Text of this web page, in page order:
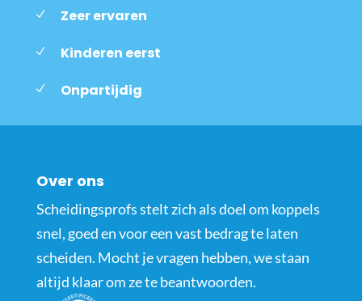
Zeer ervaren
Kinderen eerst
Onpartijdig
Over ons
Scheidingsprofs stelt zich als doel om koppels
snel, goed en voor een vast bedrag te laten
scheiden. Mocht je vragen hebben, we staan
altijd klaar om ze te beantwoorden.